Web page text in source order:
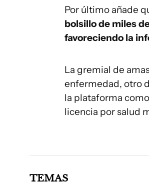
Por último añade
bolsillo de miles
favoreciendo la
La gremial de
enfermedad, otro
la plataforma
licencia por salud
TEMAS